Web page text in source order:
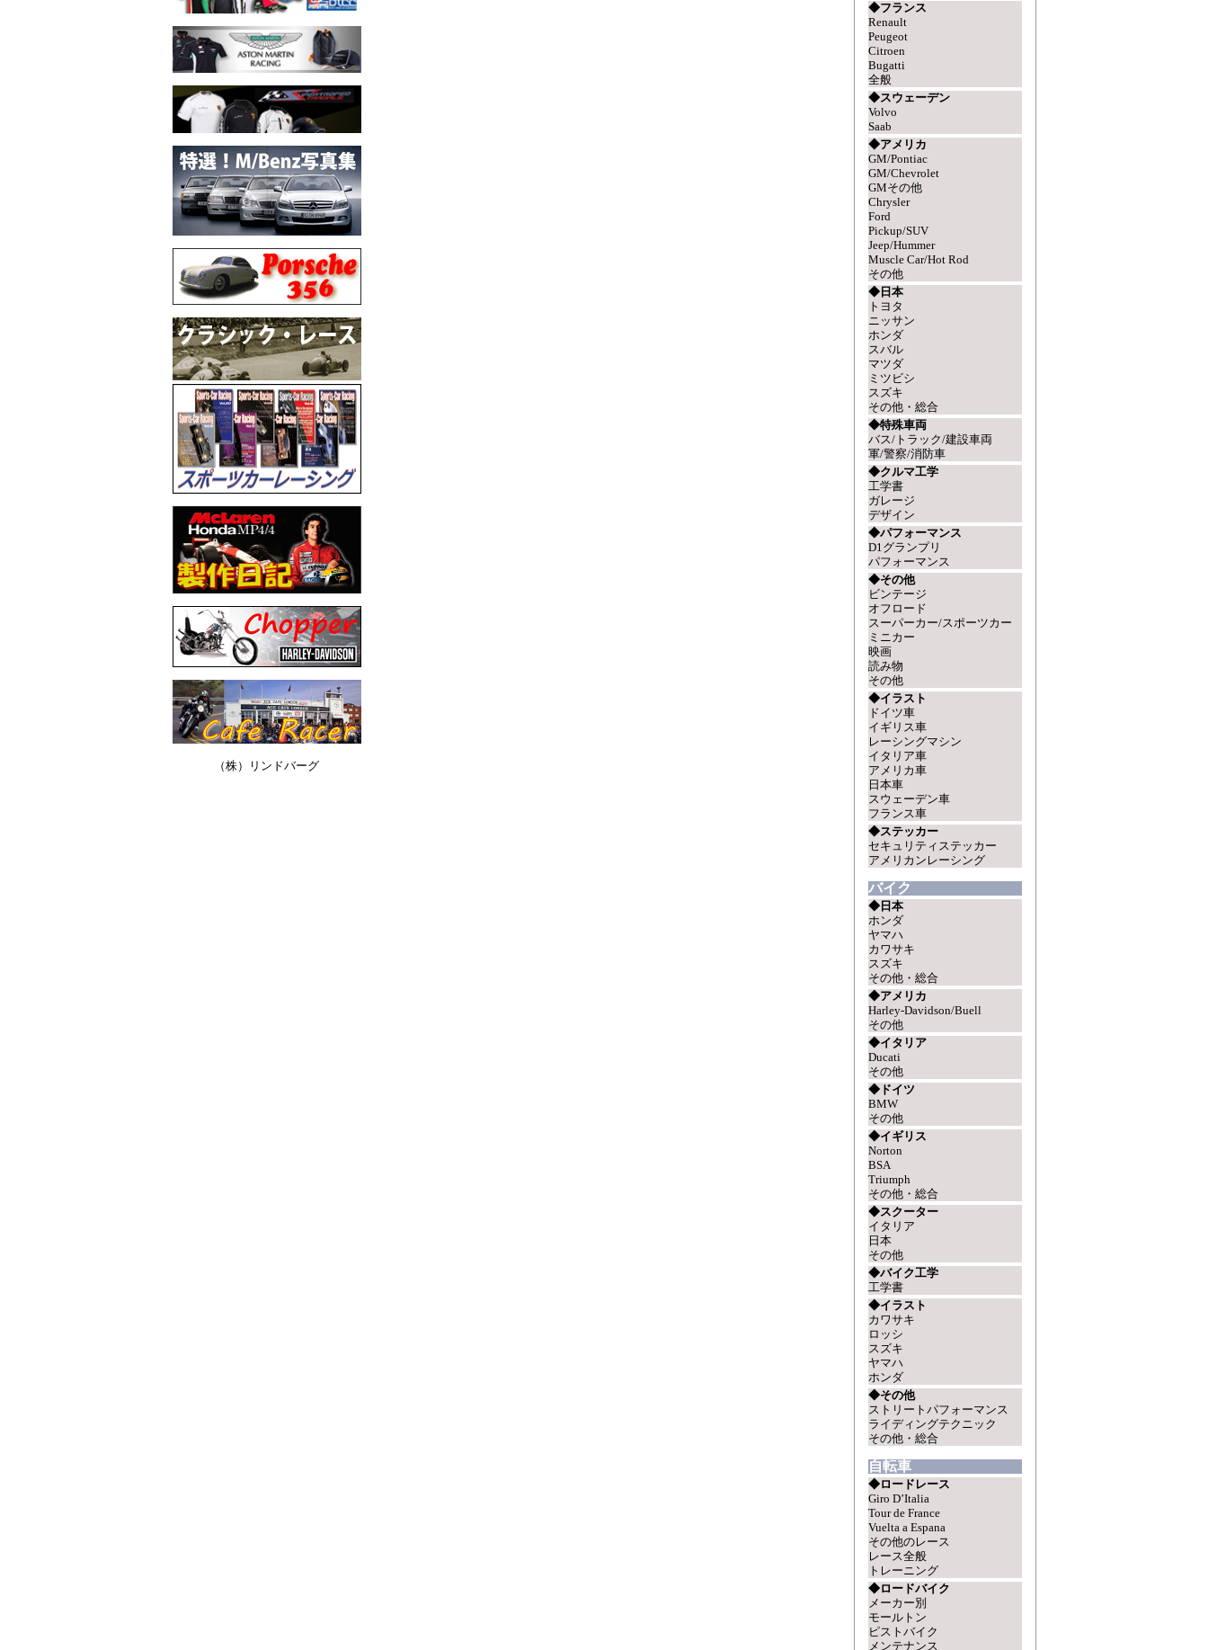
（株）リンドバーグ
◆フランス
Renault
Peugeot
Citroen
Bugatti
全般
◆スウェーデン
Volvo
Saab
◆アメリカ
GM/Pontiac
GM/Chevrolet
GMその他
Chrysler
Ford
Pickup/SUV
Jeep/Hummer
Muscle Car/Hot Rod
その他
◆日本
トヨタ
ニッサン
ホンダ
スバル
マツダ
ミツビシ
スズキ
その他・総合
◆特殊車両
バス/トラック/建設車両
軍/警察/消防車
◆クルマ工学
工学書
ガレージ
デザイン
◆パフォーマンス
D1グランプリ
パフォーマンス
◆その他
ビンテージ
オフロード
スーパーカー/スポーツカー
ミニカー
映画
読み物
その他
◆イラスト
ドイツ車
イギリス車
レーシングマシン
イタリア車
アメリカ車
日本車
スウェーデン車
フランス車
◆ステッカー
セキュリティステッカー
アメリカンレーシング
バイク
◆日本
ホンダ
ヤマハ
カワサキ
スズキ
その他・総合
◆アメリカ
Harley-Davidson/Buell
その他
◆イタリア
Ducati
その他
◆ドイツ
BMW
その他
◆イギリス
Norton
BSA
Triumph
その他・総合
◆スクーター
イタリア
日本
その他
◆バイク工学
工学書
◆イラスト
カワサキ
ロッシ
スズキ
ヤマハ
ホンダ
◆その他
ストリートパフォーマンス
ライディングテクニック
その他・総合
自転車
◆ロードレース
Giro D’Italia
Tour de France
Vuelta a Espana
その他のレース
レース全般
トレーニング
◆ロードバイク
メーカー別
モールトン
ピストバイク
メンテナンス